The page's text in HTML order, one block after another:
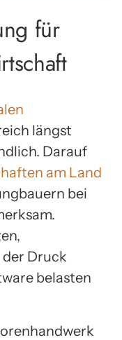
für
längst
Darauf
am Land
bei
Druck
belasten